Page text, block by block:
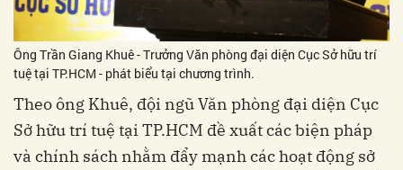
Ông Trần Giang Khuê - Trưởng Văn phòng đại diện Cục Sở hữu trí
tuệ tại TP.HCM - phát biểu tại chương trình.
Theo ông Khuê, đội ngũ Văn phòng đại diện Cục
Sở hữu trí tuệ tại TP.HCM đề xuất các biện pháp
và chính sách nhằm đẩy mạnh các hoạt động sở